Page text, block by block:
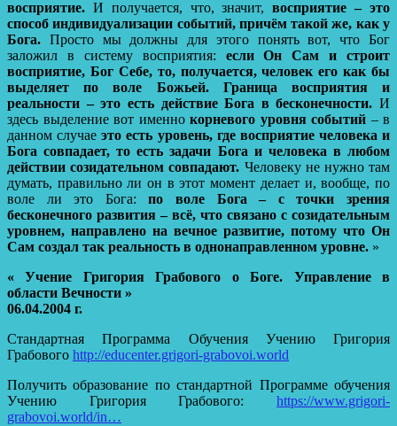
восприятие. И получается, что, значит,восприятие – это
способ индивидуализации событий, причём такой же, как у
Бога. Просто мы должны для этого понять вот, что Бог
заложил в систему восприятия: если Он Сам и строит
восприятие, Бог Себе, то, получается, человек его как бы
выделяет по воле Божьей.
Граница восприятия и
реальности – это есть действие Бога в бесконечности. И
здесь выделение вот именно корневого уровня событий – в
данном случаеэто есть уровень, где восприятие человека и
Бога совпадает, то есть задачи Бога и человека в любом
действии созидательном совпадают. Человеку не нужно там
думать, правильно ли он в этот момент делает и, вообще, по
воле ли это Бога:по воле Бога – с точки зрения
бесконечного развития – всё, что связано с созидательным
уровнем, направлено на вечное развитие, потому что Он
Сам создал так реальность в однонаправленном уровне. »
« Учение Григория Грабового о Боге. Управление в
области Вечности »
06.04.2004 г.
Стандартная Программа Обучения Учению Григория
Грабового http://educenter.grigori-grabovoi.world
Получить образование по стандартной Программе обучения
Учению Григория Грабового: https://www.grigori-
grabovoi.world/in…